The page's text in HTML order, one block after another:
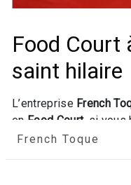
French Toque
Food Court
saint hilaire
L’entreprise French
en Food Court, si vous
Entreprise usant